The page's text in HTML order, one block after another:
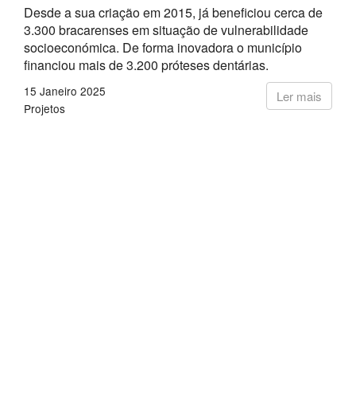
Desde a sua criação em 2015, já beneficiou cerca de
3.300 bracarenses em situação de vulnerabilidade
socioeconómica. De forma inovadora o município
financiou mais de 3.200 próteses dentárias.
Ler mais
15 Janeiro 2025
Projetos